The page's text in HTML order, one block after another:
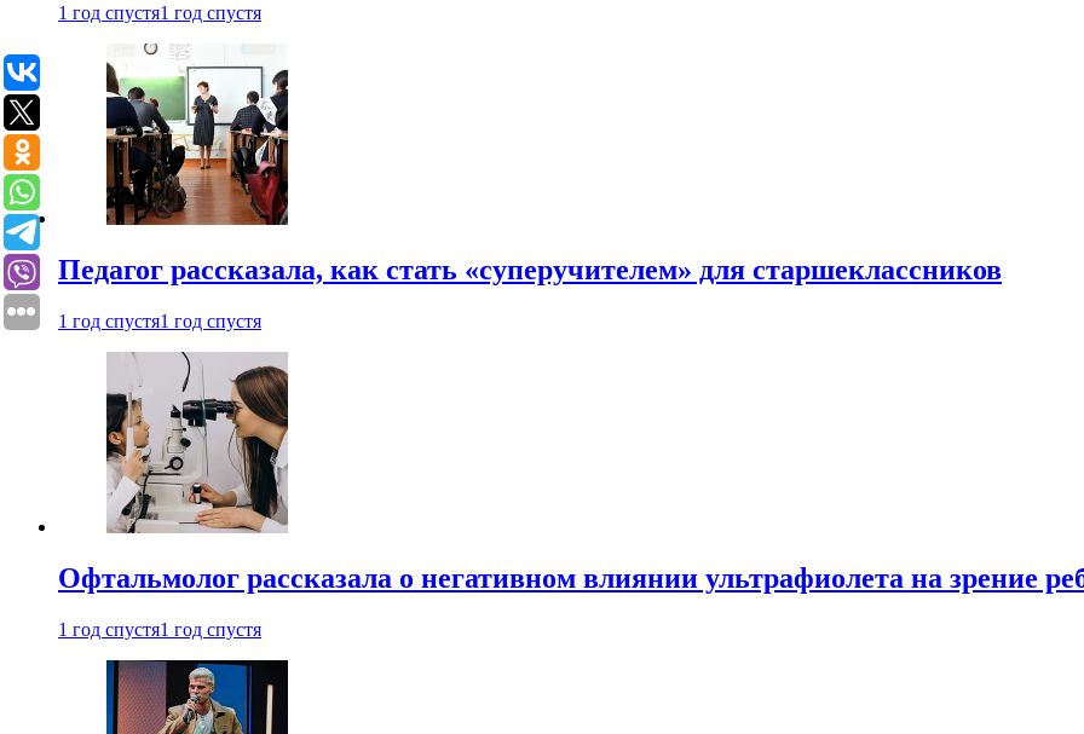
1 год спустя1 год спустя
Педагог рассказала, как стать «суперучителем» для старшеклассников
1 год спустя1 год спустя
Офтальмолог рассказала о негативном влиянии ультрафиолета на зрение
1 год спустя1 год спустя